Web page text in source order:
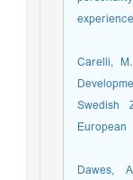
Carelli,
Dawes,